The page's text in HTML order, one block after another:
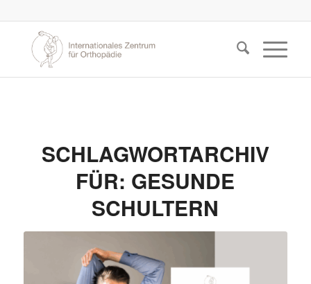
SCHLAGWORTARCHIV
FÜR: GESUNDE
SCHULTERN